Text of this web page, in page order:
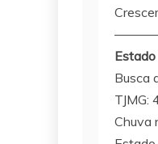
Busca
TJMG:
Chuva